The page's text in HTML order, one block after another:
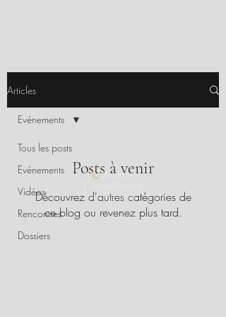
Articles
Tous les posts
Evénements
Vidéos
Rencontres
Dossiers
Evénements
Posts à venir
Découvrez d'autres catégories de
ce blog ou revenez plus tard.